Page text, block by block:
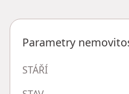
Parametry
STÁŘÍ